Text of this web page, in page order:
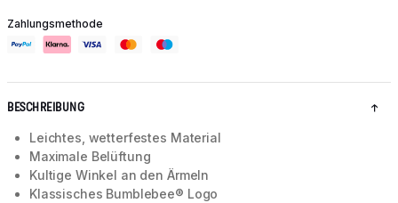
Zahlungsmethode
BESCHREIBUNG
Leichtes, wetterfestes Material
Maximale Belüftung
Kultige Winkel an den Ärmeln
Klassisches Bumblebee® Logo